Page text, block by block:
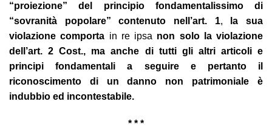
“proiezione” del principio fondamentalissimo di
“sovranità popolare” contenuto nell’art. 1,
la sua
violazione comporta in re ipsa non solo la violazione
dell’art. 2 Cost., ma anche di tutti gli altri articoli e
principi fondamentali a seguire e pertanto il
riconoscimento di un danno non patrimoniale è
indubbio ed incontestabile.
* * *